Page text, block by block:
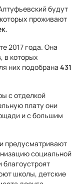
будут
проживают
.
2017 года. Она
, в которых
них подобрана 431
с отделкой
плату они
и с большим
предусматривают
социальной
школы, детские